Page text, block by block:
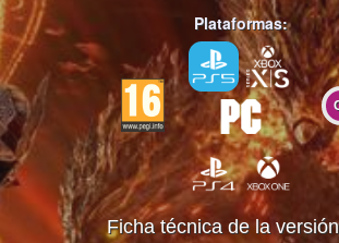
Plataformas:
Ficha técnica de la